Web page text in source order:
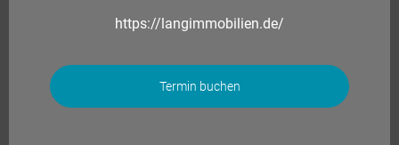
https://langimmobilien.de/
Termin buchen